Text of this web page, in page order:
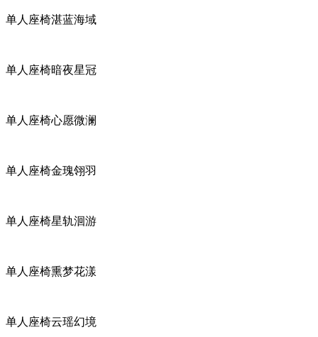
单人座椅湛蓝海域
单人座椅暗夜星冠
单人座椅心愿微澜
单人座椅金瑰翎羽
单人座椅星轨洄游
单人座椅熏梦花漾
单人座椅云瑶幻境